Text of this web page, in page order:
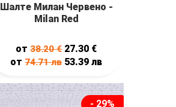
Шалте Милан Червено -
Milan Red
от38.20€ 27.30 €
от74.71лв 53.39лв
- 29%